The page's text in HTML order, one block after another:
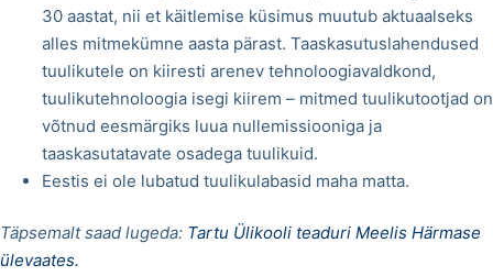
30 aastat, nii et käitlemise küsimus muutub aktuaalseks
alles mitmekümne aasta pärast. Taaskasutuslahendused
tuulikutele on kiiresti arenev tehnoloogiavaldkond,
tuulikutehnoloogia isegi kiirem –mitmed tuulikutootjad on
võtnud eesmärgiks luua nullemissiooniga ja
taaskasutatavate osadega tuulikuid.
Eestis ei ole lubatud tuulikulabasid maha matta.
Täpsemalt saad lugeda: Tartu Ülikooli teaduri Meelis Härmase
ülevaates.